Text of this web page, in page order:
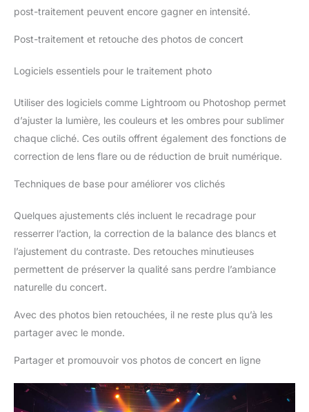
post-traitement peuvent encore gagner en intensité.
Post-traitement et retouche des photos de concert
Logiciels essentiels pour le traitement photo
Utiliser des logiciels comme Lightroom ou Photoshop permet
d’ajuster la lumière, les couleurs et les ombres pour sublimer
chaque cliché. Ces outils offrent également des fonctions de
correction de lens flare ou de réduction de bruit numérique.
Techniques de base pour améliorer vos clichés
Quelques ajustements clés incluent le recadrage pour
resserrer l’action, la correction de la balance des blancs et
l’ajustement du contraste. Des retouches minutieuses
permettent de préserver la qualité sans perdre l’ambiance
naturelle du concert.
Avec des photos bien retouchées, il ne reste plus qu’à les
partager avec le monde.
Partager et promouvoir vos photos de concert en ligne